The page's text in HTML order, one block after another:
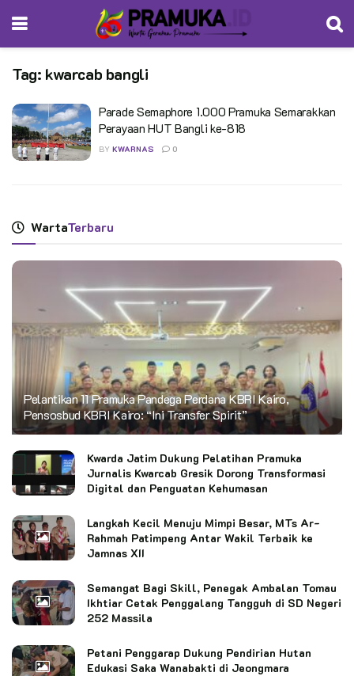
Tag: kwarcab bangli
Parade Semaphore 1.000 Pramuka Semarakkan
Perayaan HUT Bangli ke-818
BY KWARNAS 0
WartaTerbaru
Pelantikan 11 Pramuka Pandega Perdana KBRI Kairo,
Pensosbud KBRI Kairo: “Ini Transfer Spirit”
Kwarda Jatim Dukung Pelatihan Pramuka
Jurnalis Kwarcab Gresik Dorong Transformasi
Digital dan Penguatan Kehumasan
Langkah Kecil Menuju Mimpi Besar, MTs Ar-
Rahmah Patimpeng Antar Wakil Terbaik ke
Jamnas XII
Semangat Bagi Skill, Penegak Ambalan Tomau
Ikhtiar Cetak Penggalang Tangguh di SD Negeri
252 Massila
Petani Penggarap Dukung Pendirian Hutan
Edukasi Saka Wanabakti di Jeongmara